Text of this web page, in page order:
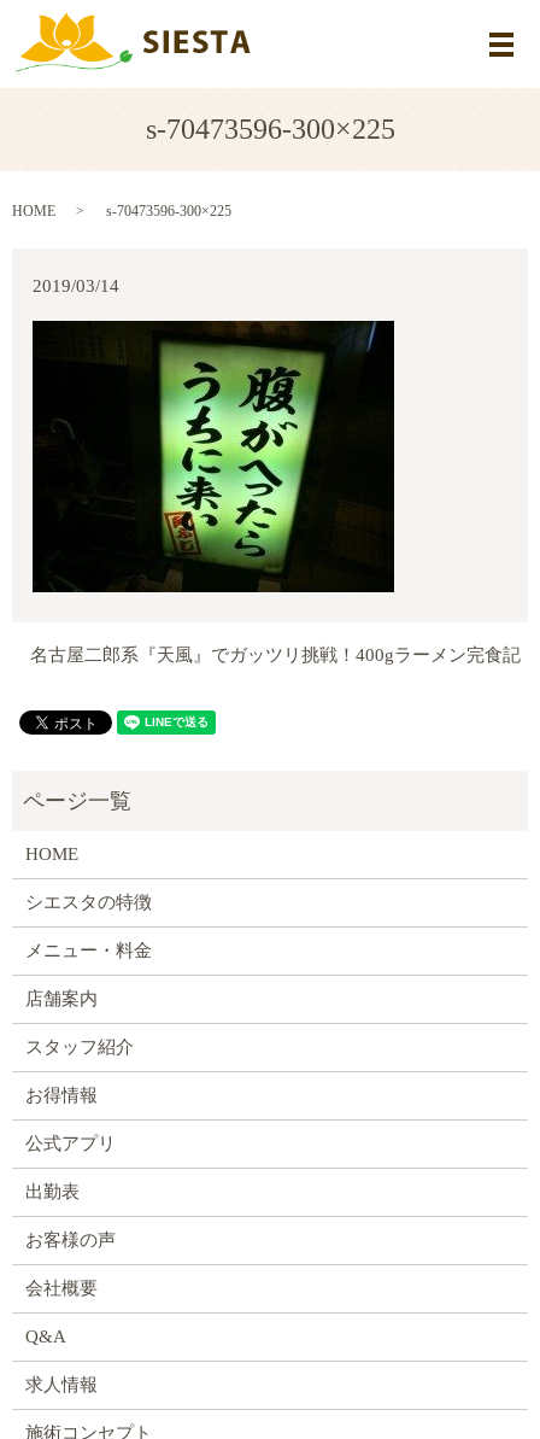
メ
s-70473596-300×225
HOME s-70473596-300×225
2019/03/14
名古屋二郎系『天風』でガッツリ挑戦！400gラーメン完食記
HOME
シエスタの特徴
メニュー・料金
店舗案内
スタッフ紹介
お得情報
公式アプリ
出勤表
お客様の声
会社概要
Q&A
求人情報
施術コンセプト